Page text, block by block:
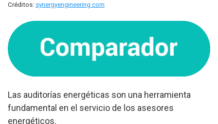
Créditos: synergyengineering.com
Las auditorías energéticas son una herramienta
fundamental en el servicio de los asesores
energéticos.